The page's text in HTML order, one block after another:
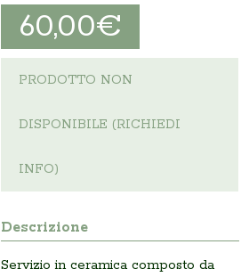
60,00€
PRODOTTO NON
DISPONIBILE (RICHIEDI
INFO)
Descrizione
Servizio in ceramica composto da